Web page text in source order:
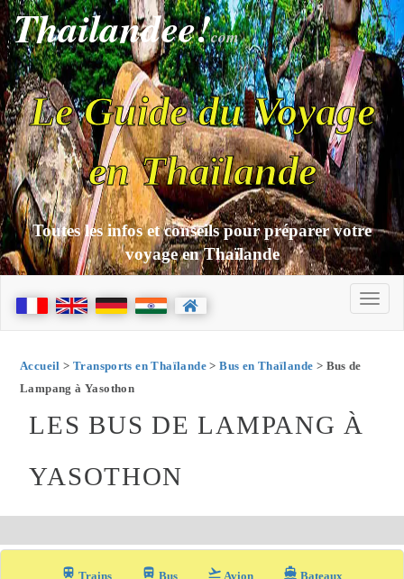
Thailandee!com
Le Guide du Voyage
en Thaïlande
Toutes les infos et conseils pour préparer votre
voyage en Thaïlande
Accueil > Transports en Thaïlande>Bus en Thaïlande > Bus de
Lampang à Yasothon
LES BUS DE LAMPANG À
YASOTHON
train Trains directions_bus_filled Bus flight_takeoff Avion directions_boat Bateaux